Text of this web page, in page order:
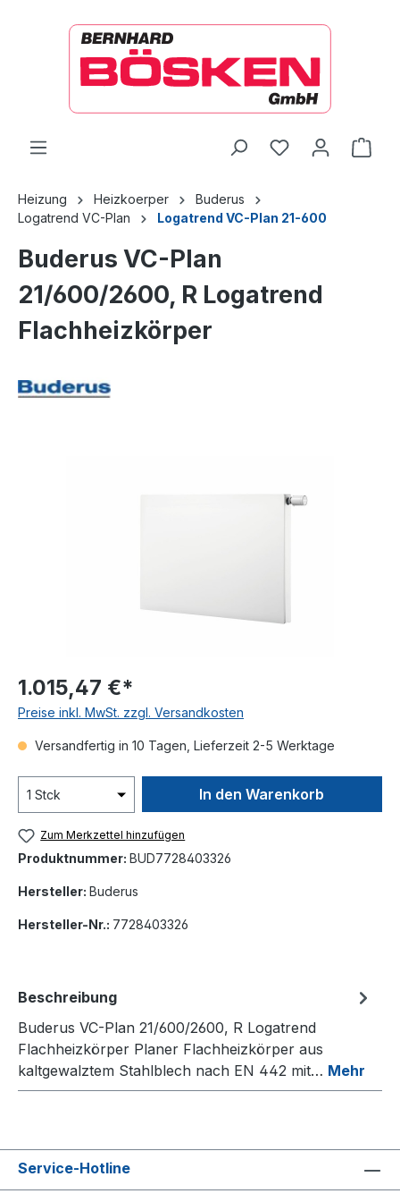
Heizung Heizkoerper
Buderus
Logatrend VC-Plan
Logatrend VC-Plan 21-600
Buderus VC-Plan
21/600/2600, R Logatrend
Flachheizkörper
1.015,47 €*
Preise inkl. MwSt. zzgl. Versandkosten
Versandfertig in 10 Tagen, Lieferzeit 2-5 Werktage
In den Warenkorb
Zum Merkzettel hinzufügen
Produktnummer: BUD7728403326
Hersteller: Buderus
Hersteller-Nr.: 7728403326
Beschreibung
Buderus VC-Plan 21/600/2600, R Logatrend
Flachheizkörper Planer Flachheizkörper aus
kaltgewalztem Stahlblech nach EN 442 mit… Mehr
Service-Hotline